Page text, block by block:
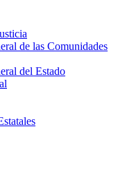
de las Comunidades
del Estado